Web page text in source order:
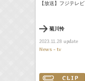
【放送】フジテレビ
菊川怜
2023.11.28update
News - tv